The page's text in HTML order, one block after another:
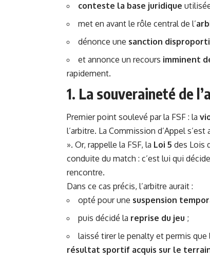
conteste la base juridique
met en avant le rôle central de l’
dénonce une sanction
et annonce un recours imminent
rapidement.
1. La souveraineté de
Premier point soulevé par la FSF : la
l’arbitre. La Commission d’Appel s’est
». Or, rappelle la FSF, la Loi 5 des Lois
conduite du match : c’est lui qui
rencontre.
Dans ce cas précis, l’arbitre aurait :
opté pour une suspension
puis décidé la reprise du jeu ;
laissé tirer le penalty et permis
résultat sportif acquis sur le